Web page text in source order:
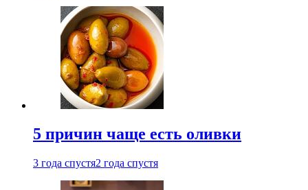
5 причин чаще есть оливки
3 года спустя2 года спустя